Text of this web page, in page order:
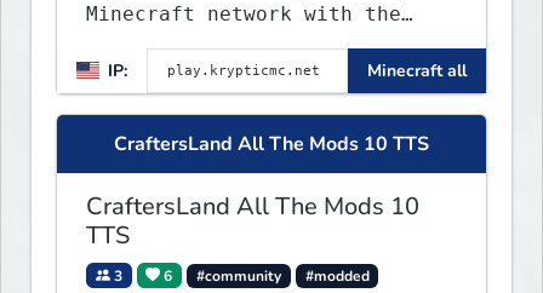
Minecraft network with the
play. Minigames, KitPvP,
Lifesteal, Prison, Practice,
more!
IP: Minecraft all
CraftersLand All The Mods 10 TTS
CraftersLand All The Mods 10
TTS
3 6 #community
#modded